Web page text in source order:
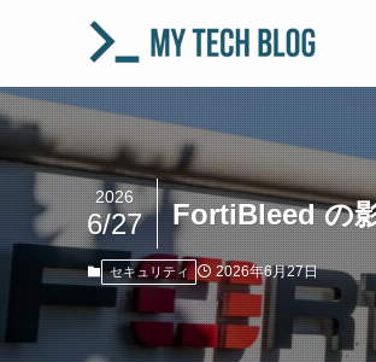
FortiBleed の
2026
6/27
セキュリティ 2026年6月27日